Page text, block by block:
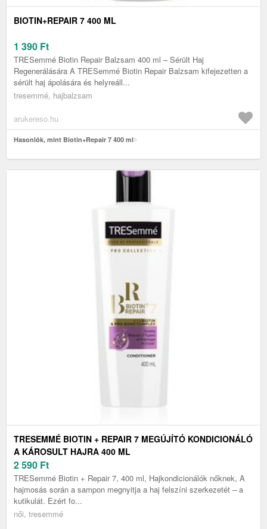
BIOTIN+REPAIR 7 400 ML
1 390 Ft
TRESemmé Biotin Repair Balzsam 400 ml – Sérült Haj
Regenerálására A TRESemmé Biotin Repair Balzsam kifejezetten a
sérült haj ápolására és helyreáll...
tresemmé, hajbalzsam
arukereso.hu
Hasonlók, mint Biotin+Repair 7 400 ml
TRESEMMÉ BIOTIN + REPAIR 7 MEGÚJÍTÓ KONDICIONÁLÓ
A KÁROSULT HAJRA 400 ML
2 590 Ft
TRESemmé Biotin + Repair 7, 400 ml, Hajkondicionálók nőknek, A
hajmosás során a sampon megnyitja a haj felszíni szerkezetét – a
kutikulát. Ezért fo...
női, tresemmé